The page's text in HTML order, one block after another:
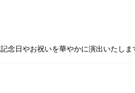
念日やお祝いを華やかに演出いたしま